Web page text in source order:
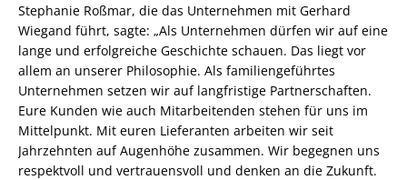
Stephanie Roßmar, die das Unternehmen mit Gerhard
Wiegand führt, sagte: „Als Unternehmen dürfen wir auf eine
lange und erfolgreiche Geschichte schauen. Das liegt vor
allem an unserer Philosophie. Als familiengeführtes
Unternehmen setzen wir auf langfristige Partnerschaften.
Eure Kunden wie auch Mitarbeitenden stehen für uns im
Mittelpunkt. Mit euren Lieferanten arbeiten wir seit
Jahrzehnten auf Augenhöhe zusammen. Wir begegnen uns
respektvoll und vertrauensvoll und denken an die Zukunft.